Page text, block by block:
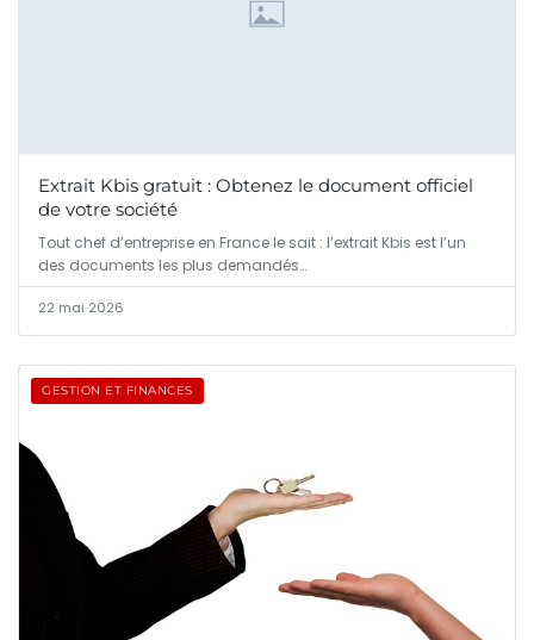
Extrait Kbis gratuit : Obtenez le document officiel
de votre société
Tout chef d’entreprise en France le sait : l’extrait Kbis est l’un
des documents les plus demandés…
22 mai 2026
GESTION ET FINANCES